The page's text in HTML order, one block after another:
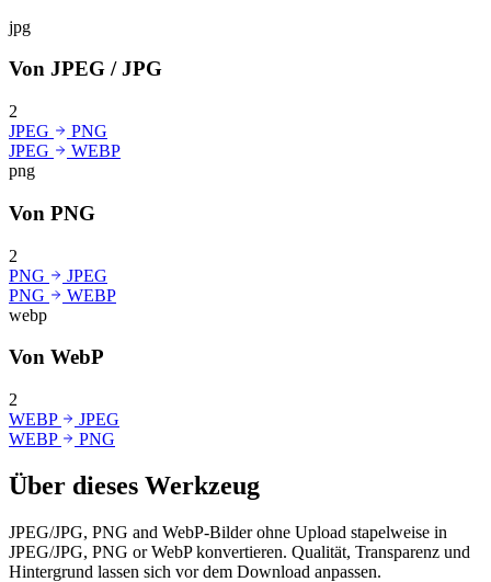
jpg
Von JPEG / JPG
2
JPEG
PNG
JPEG
WEBP
png
Von PNG
2
PNG
JPEG
PNG
WEBP
webp
Von WebP
2
WEBP
JPEG
WEBP
PNG
Über dieses Werkzeug
JPEG/JPG, PNG and WebP-Bilder ohne Upload stapelweise in
JPEG/JPG, PNG or WebP konvertieren. Qualität, Transparenz und
Hintergrund lassen sich vor dem Download anpassen.